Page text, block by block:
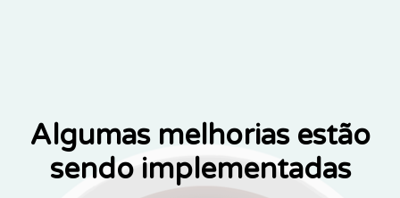
Algumas melhorias estão
sendo implementadas